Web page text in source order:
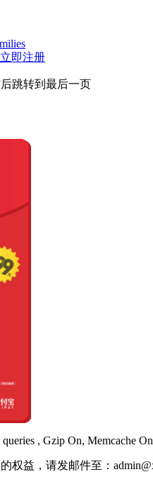
立即注册
跳转到最后一页
, Gzip On, Memcache
权益，请发邮件至：